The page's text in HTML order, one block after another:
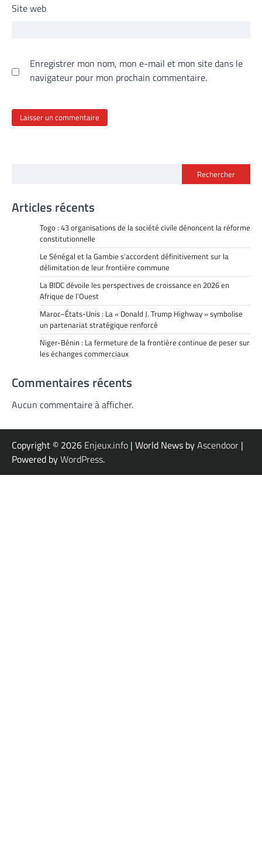
Site web
Enregistrer mon nom, mon e-mail et mon site dans le
navigateur pour mon prochain commentaire.
Rechercher
Articles récents
Togo : 43 organisations de la société civile dénoncent la réforme
constitutionnelle
Le Sénégal et la Gambie s’accordent définitivement sur la
délimitation de leur frontière commune
La BIDC dévoile les perspectives de croissance en 2026 en
Afrique de l’Ouest
Maroc–États-Unis : La « Donald J. Trump Highway » symbolise
un partenariat stratégique renforcé
Niger-Bénin : La fermeture de la frontière continue de peser sur
les échanges commerciaux
Commentaires récents
Aucun commentaire à afficher.
Copyright © 2026 Enjeux.info | World News byAscendoor |
Powered byWordPress.